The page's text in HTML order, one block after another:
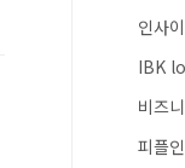
인사
IBK
비즈
피플